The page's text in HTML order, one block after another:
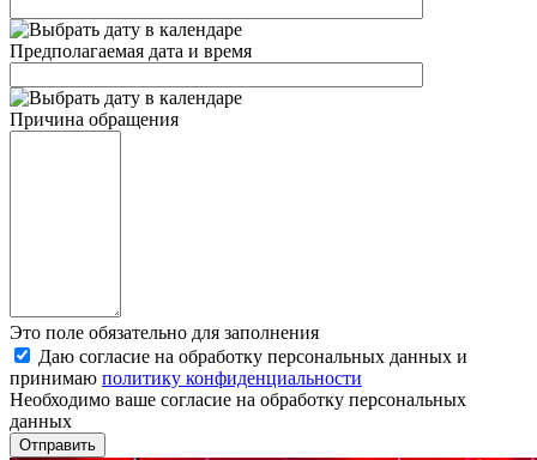
Предполагаемая дата и время
Причина обращения
Это поле обязательно для заполнения
Даю согласие на обработку персональных данных и
принимаю политику конфиденциальности
Необходимо ваше согласие на обработку персональных
данных